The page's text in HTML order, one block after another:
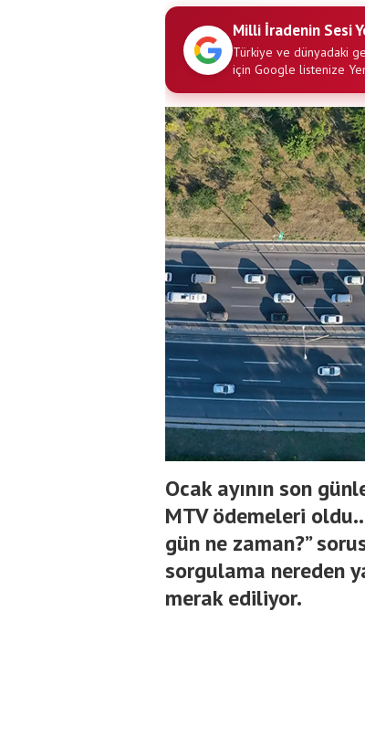
Milli İradenin Sesi
Türkiye ve dünyadaki
için Google listenize
Ocak ayının son
MTV ödemeleri
gün ne zaman?”
sorgulama nereden
merak ediliyor.